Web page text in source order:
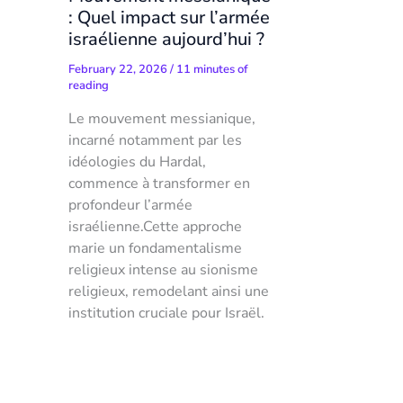
: Quel impact sur l’armée
israélienne aujourd’hui ?
February 22, 2026/ 11 minutes of
reading
Le mouvement messianique,
incarné notamment par les
idéologies du Hardal,
commence à transformer en
profondeur l’armée
israélienne.Cette approche
marie un fondamentalisme
religieux intense au sionisme
religieux, remodelant ainsi une
institution cruciale pour Israël.